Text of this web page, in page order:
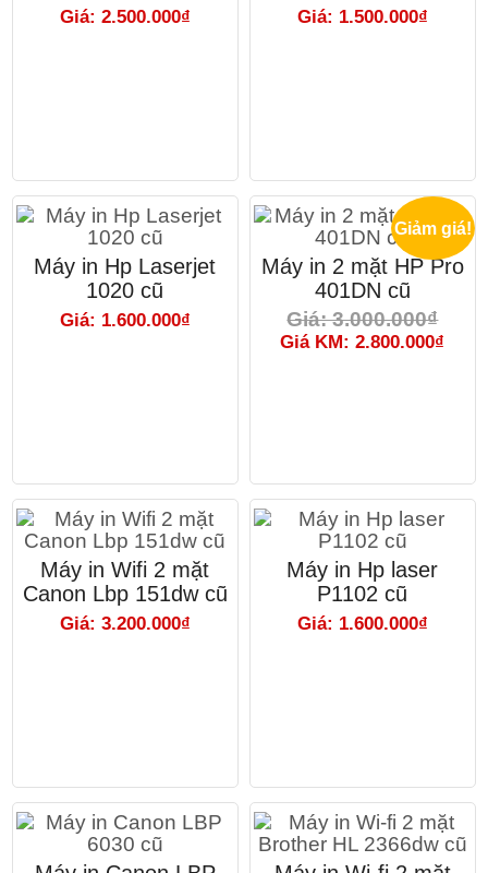
Giá: 2.500.000₫ Giá: 1.500.000₫
Máy in Hp Laserjet
1020 cũ
Giá: 1.600.000₫
Giảm giá!
Máy in 2 mặt HP Pro
401DN cũ
Giá: 3.000.000₫
Giá KM: 2.800.000₫
Máy in Wifi 2 mặt
Canon Lbp 151dw cũ
Giá: 3.200.000₫
Máy in Hp laser
P1102 cũ
Giá: 1.600.000₫